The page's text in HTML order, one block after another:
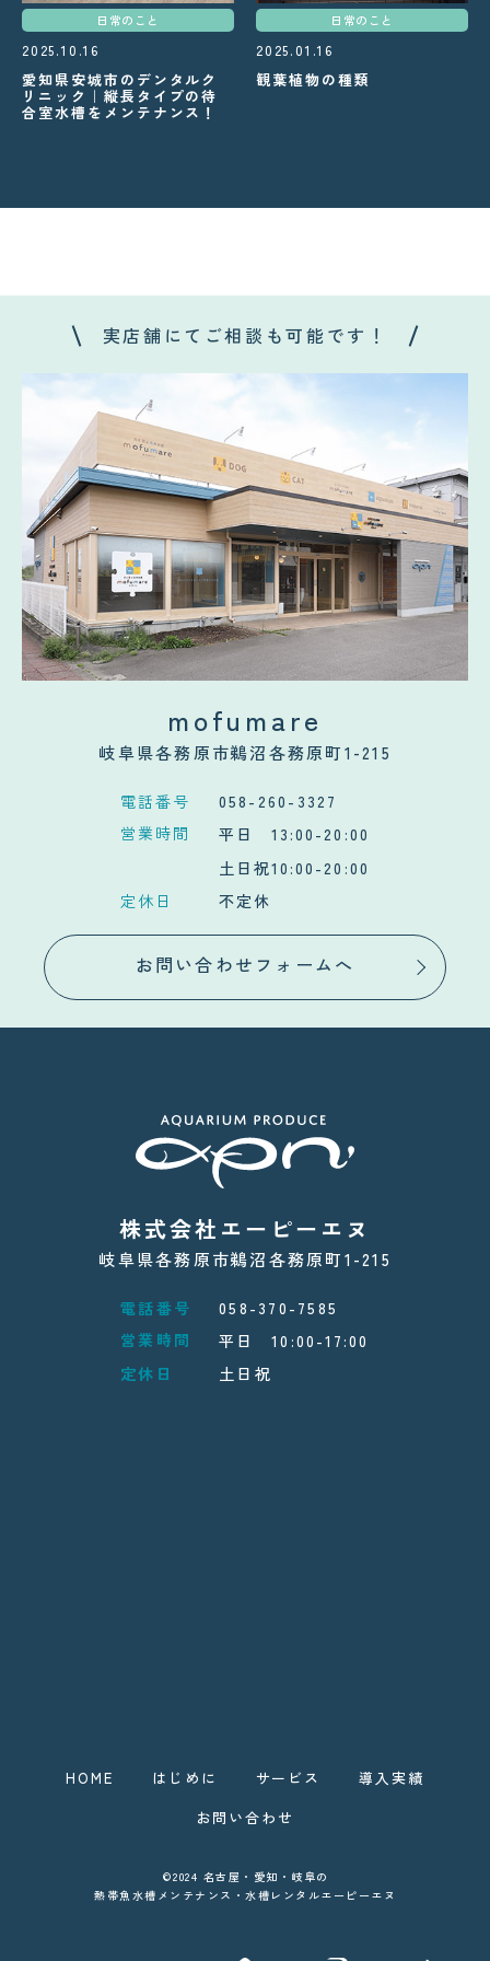
日常のこと
2025.10.16
愛知県安城市のデンタルク
リニック｜縦長タイプの待
合室水槽をメンテナンス！
日常のこと
2025.01.16
観葉植物の種類
実店舗にてご相談も可能です！
mofumare
岐阜県各務原市鵜沼各務原町1-215
電話番号
058-260-3327
営業時間
平日 13:00-20:00
土日祝10:00-20:00
定休日
不定休
お問い合わせフォームへ
株式会社エーピーエヌ
岐阜県各務原市鵜沼各務原町1-215
電話番号
058-370-7585
営業時間
平日 10:00-17:00
定休日
土日祝
HOME はじめに サービス
導入実績
お問い合わせ
©2024 名古屋・愛知・岐阜の
熱帯魚水槽メンテナンス・水槽レンタルエーピーエヌ